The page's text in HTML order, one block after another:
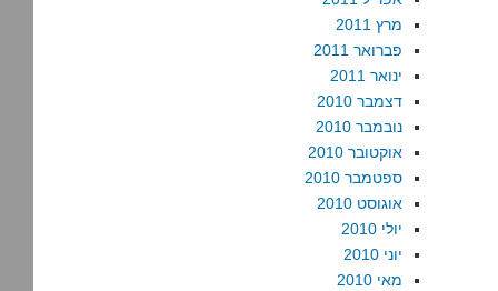
מרץ 2011
פברואר 2011
ינואר 2011
דצמבר 2010
נובמבר 2010
אוקטובר 2010
ספטמבר 2010
אוגוסט 2010
יולי 2010
יוני 2010
מאי 2010